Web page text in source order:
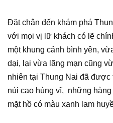
Đặt chân đến khám phá
với mọi vị lữ khách có lẽ
một khung cảnh bình yên,
dại, lại vừa lãng mạn cũng
nhiên tại Thung Nai đã
núi cao hùng vĩ, những
mặt hồ có màu xanh lam